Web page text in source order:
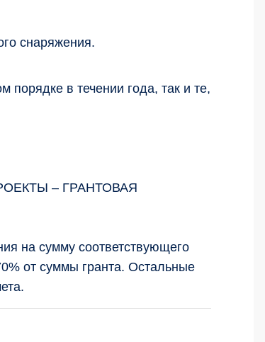
снаряжения.
порядке в течении года, так и те,
– ГРАНТОВАЯ
на сумму соответствующего
от суммы гранта. Остальные